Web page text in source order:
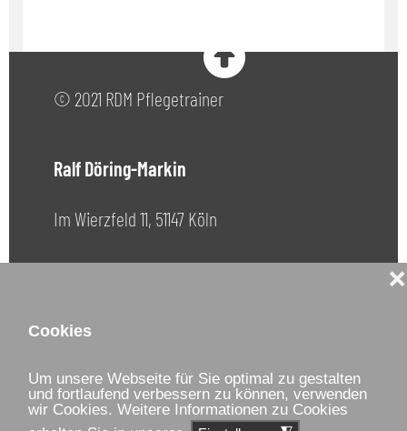
Cookies
Um unsere Webseite für Sie optimal zu gestalten
und fortlaufend verbessern zu können, verwenden
wir Cookies. Weitere Informationen zu Cookies
❌
© 2021 RDM Pflegetrainer
Ralf Döring-Markin
Im Wierzfeld 11, 51147 Köln
Telefon: +49 173 3433833
Home Datenschutzerklärung